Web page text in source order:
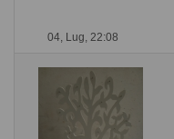
04, Lug, 22:08